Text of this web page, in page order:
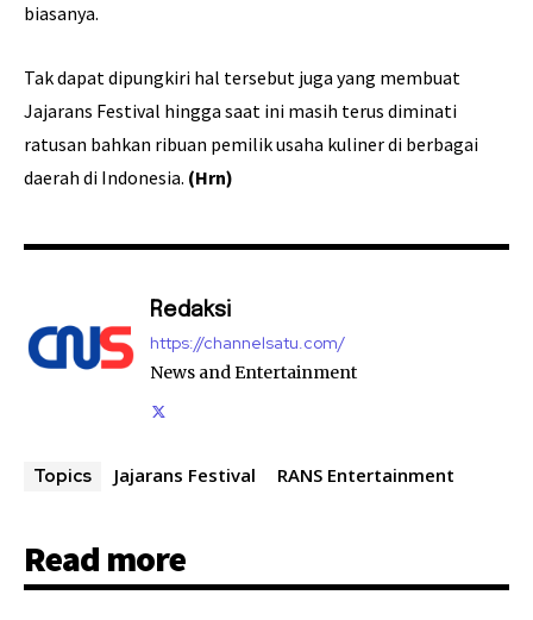
biasanya.
Tak dapat dipungkiri hal tersebut juga yang membuat
Jajarans Festival hingga saat ini masih terus diminati
ratusan bahkan ribuan pemilik usaha kuliner di berbagai
daerah di Indonesia. (Hrn)
Redaksi
https://channelsatu.com/
News and Entertainment
Topics Jajarans Festival RANS Entertainment
Read more